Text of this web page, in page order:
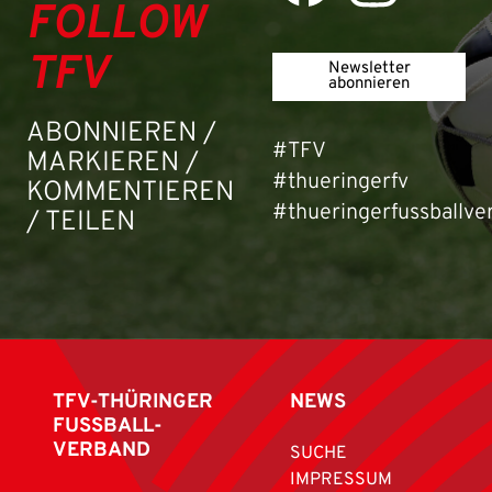
FOLLOW
TFV
ABONNIEREN /
MARKIEREN /
KOMMENTIEREN
/ TEILEN
Newsletter
abonnieren
#TFV
#thueringerfv
TFV-THÜRINGER
FUSSBALL-
VERBAND
NEWS
SUCHE
IMPRESSUM